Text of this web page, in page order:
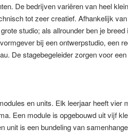
De bedrijven variëren van heel
tot zeer creatief. Afhankelijk
studio; als allrounder ben je
bij een ontwerpstudio, een
De stagebegeleider zorgen voor
en units. Elk leerjaar heeft vier
Een module is opgebouwd uit vijf
unit is een bundeling van